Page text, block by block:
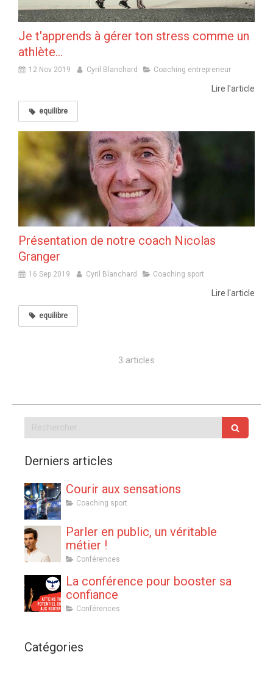
Je t'apprends à gérer ton stress comme un
athlète...
12 Nov 2019 Cyril Blanchard Coaching entrepreneur
Lire l'article
equilibre
Présentation de notre coach Nicolas
Granger
16 Sep 2019 Cyril Blanchard Coaching sport
Lire l'article
equilibre
3 articles
Derniers articles
Courir aux sensations
Coaching sport
Parler en public, un véritable
métier !
Conférences
La conférence pour booster sa
confiance
Conférences
Catégories